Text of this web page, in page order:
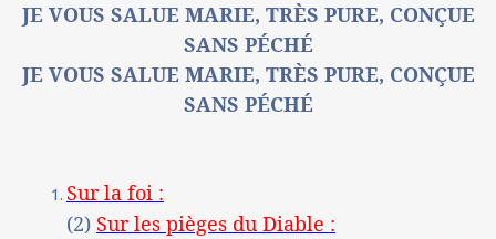
JE VOUS SALUE MARIE, TRÈS PURE, CONÇUE
SANS PÉCHÉ
JE VOUS SALUE MARIE, TRÈS PURE, CONÇUE
SANS PÉCHÉ
Sur la foi :
(2) Sur les pièges du Diable :